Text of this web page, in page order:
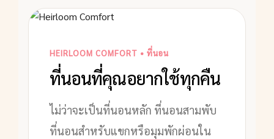
HEIRLOOM COMFORT • ที่นอน
ที่นอนที่คุณอยากใช้ทุกคืน
ไม่ว่าจะเป็นที่นอนหลัก ที่นอนสามพับ
ที่นอนสำหรับแขกหรือมุมพักผ่อนใน